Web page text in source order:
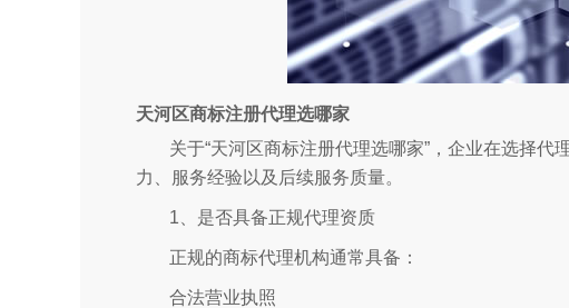
天河区商标注册代理选哪家
关于“天河区商标注册代理选哪家”，企业在选择
力、服务经验以及后续服务质量。
1、是否具备正规代理资质
正规的商标代理机构通常具备：
合法营业执照